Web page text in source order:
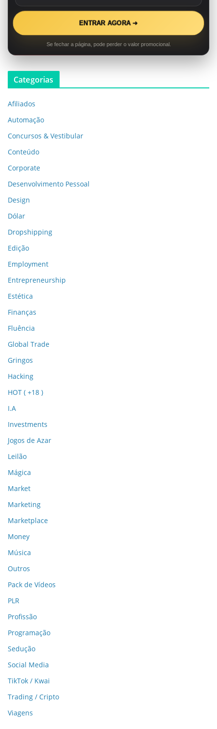
ENTRAR AGORA ➜
Se fechar a página, pode perder o valor promocional.
Categorias
Afiliados
Automação
Concursos & Vestibular
Conteúdo
Corporate
Desenvolvimento Pessoal
Design
Dólar
Dropshipping
Edição
Employment
Entrepreneurship
Estética
Finanças
Fluência
Global Trade
Gringos
Hacking
HOT ( +18 )
I.A
Investments
Jogos de Azar
Leilão
Mágica
Market
Marketing
Marketplace
Money
Música
Outros
Pack de Vídeos
PLR
Profissão
Programação
Sedução
Social Media
TikTok / Kwai
Trading / Cripto
Viagens